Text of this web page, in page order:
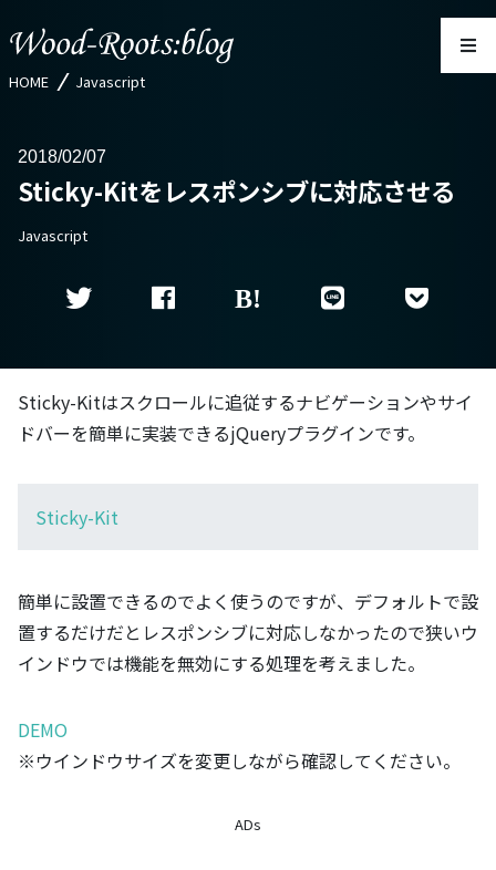
HOME Javascript
2018 02/07
Sticky-Kitをレスポンシブに対応させる
Javascript
Sticky-Kitはスクロールに追従するナビゲーションやサイ
ドバーを簡単に実装できるjQueryプラグインです。
Sticky-Kit
簡単に設置できるのでよく使うのですが、デフォルトで設
置するだけだとレスポンシブに対応しなかったので狭いウ
インドウでは機能を無効にする処理を考えました。
DEMO
※ウインドウサイズを変更しながら確認してください。
ADs